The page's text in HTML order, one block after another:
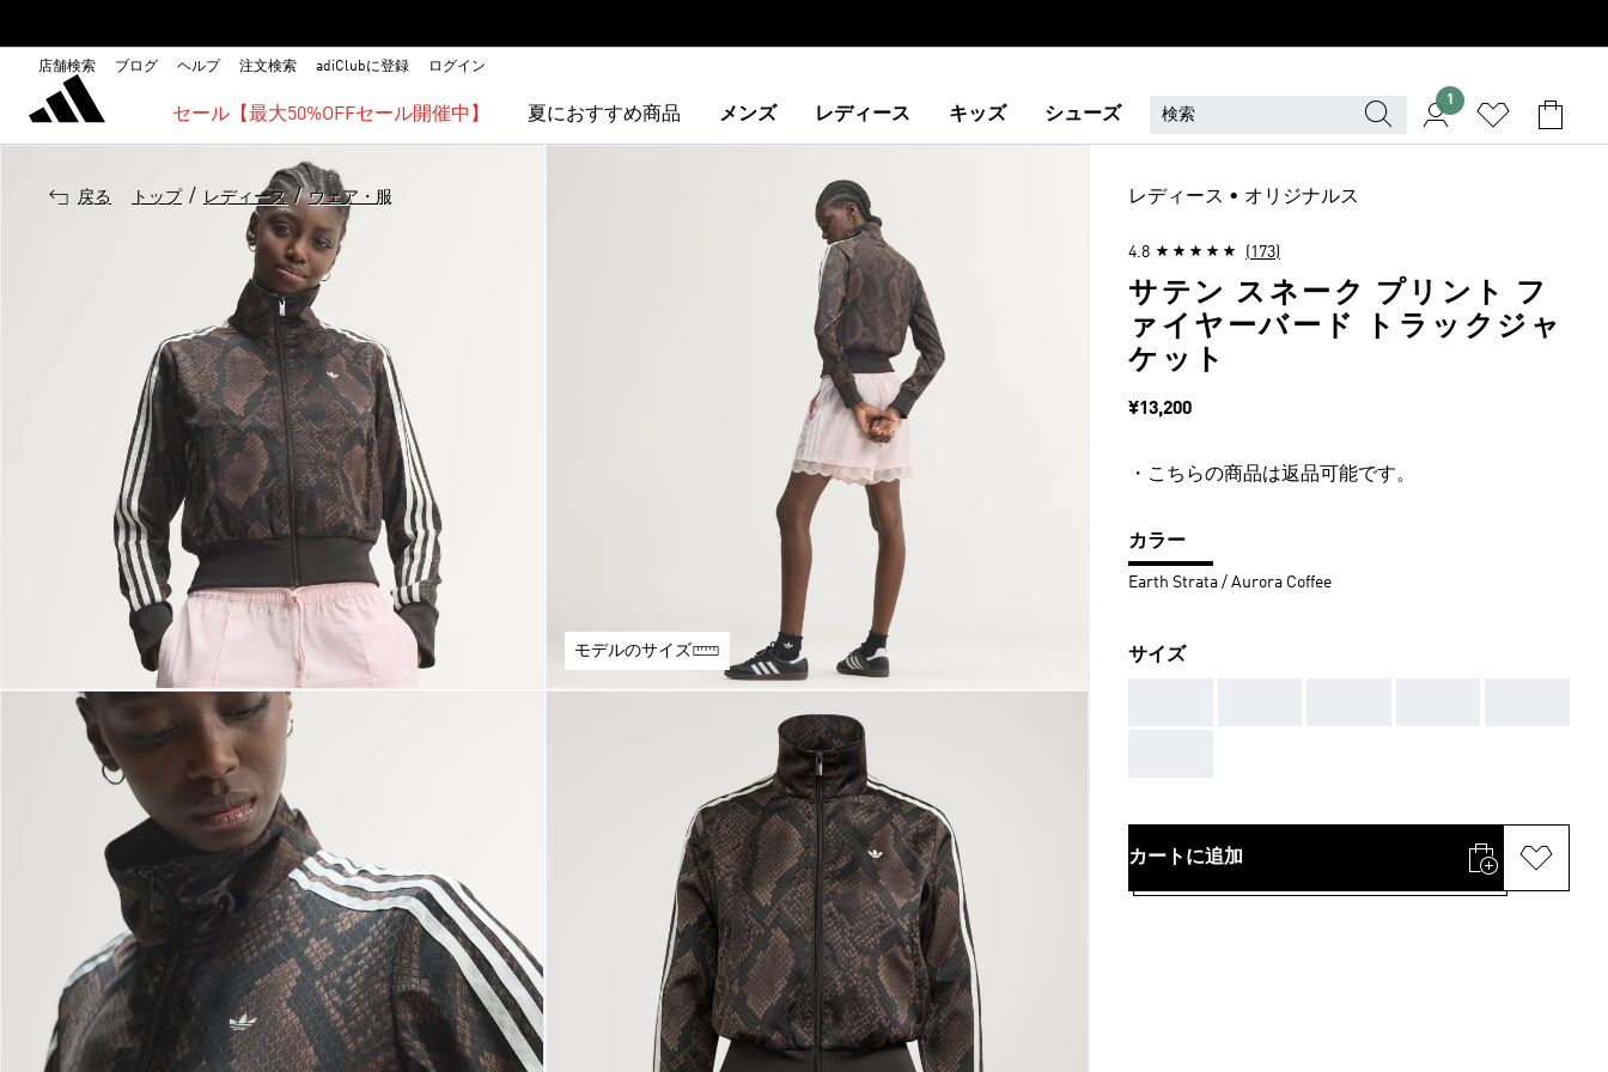
店舗検索 ブログ ヘルプ 注文検索 adiClubに登録 ログイン
セール【最大50%OFFセール開催中】 夏におすすめ商品 メンズ レディース キッズ シューズ
1
戻る トップ / レディース / ウェア・服
モデルのサイズ
レディース • オリジナルス
4.8 (173)
サテン スネーク プリント フ
ァイヤーバード トラックジャ
ケット
価格
¥13,200
・こちらの商品は返品可能です。
カラー
Earth Strata / Aurora Coffee
サイズ
カートに追加